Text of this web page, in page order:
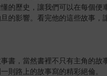
的歷史，讓我們可以在每個
影響。看完他的這些故事，
，當然書裡不只有主角的故
則路上的故事寫的精彩絕倫。